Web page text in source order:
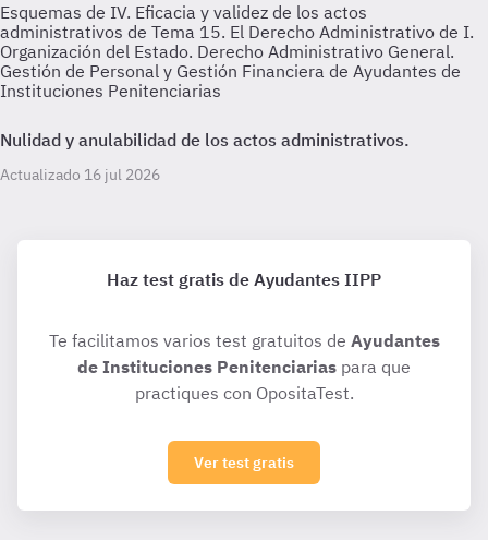
Esquemas de IV. Eficacia y validez de los actos
administrativos de Tema 15. El Derecho Administrativo de I.
Organización del Estado. Derecho Administrativo General.
Gestión de Personal y Gestión Financiera de Ayudantes de
Instituciones Penitenciarias
Nulidad y anulabilidad de los actos administrativos.
Actualizado 16 jul 2026
Haz test gratis de Ayudantes IIPP
Te facilitamos varios test gratuitos de Ayudantes
de Instituciones Penitenciarias para que
practiques con OpositaTest.
Ver test gratis